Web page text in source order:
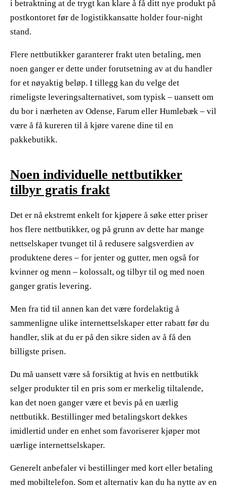
i betraktning at de trygt kan klare å få ditt nye produkt på
postkontoret før de logistikkansatte holder four-night
stand.
Flere nettbutikker garanterer frakt uten betaling, men
noen ganger er dette under forutsetning av at du handler
for et nøyaktig beløp. I tillegg kan du velge det
rimeligste leveringsalternativet, som typisk – uansett om
du bor i nærheten av Odense, Farum eller Humlebæk – vil
være å få kureren til å kjøre varene dine til en
pakkebutikk.
Noen individuelle nettbutikker
tilbyr gratis frakt
Det er nå ekstremt enkelt for kjøpere å søke etter priser
hos flere nettbutikker, og på grunn av dette har mange
nettselskaper tvunget til å redusere salgsverdien av
produktene deres – for jenter og gutter, men også for
kvinner og menn – kolossalt, og tilbyr til og med noen
ganger gratis levering.
Men fra tid til annen kan det være fordelaktig å
sammenligne ulike internettselskaper etter rabatt før du
handler, slik at du er på den sikre siden av å få den
billigste prisen.
Du må uansett være så forsiktig at hvis en nettbutikk
selger produkter til en pris som er merkelig tiltalende,
kan det noen ganger være et bevis på en uærlig
nettbutikk. Bestillinger med betalingskort dekkes
imidlertid under en enhet som favoriserer kjøper mot
uærlige internettselskaper.
Generelt anbefaler vi bestillinger med kort eller betaling
med mobiltelefon. Som et alternativ kan du ha nytte av en